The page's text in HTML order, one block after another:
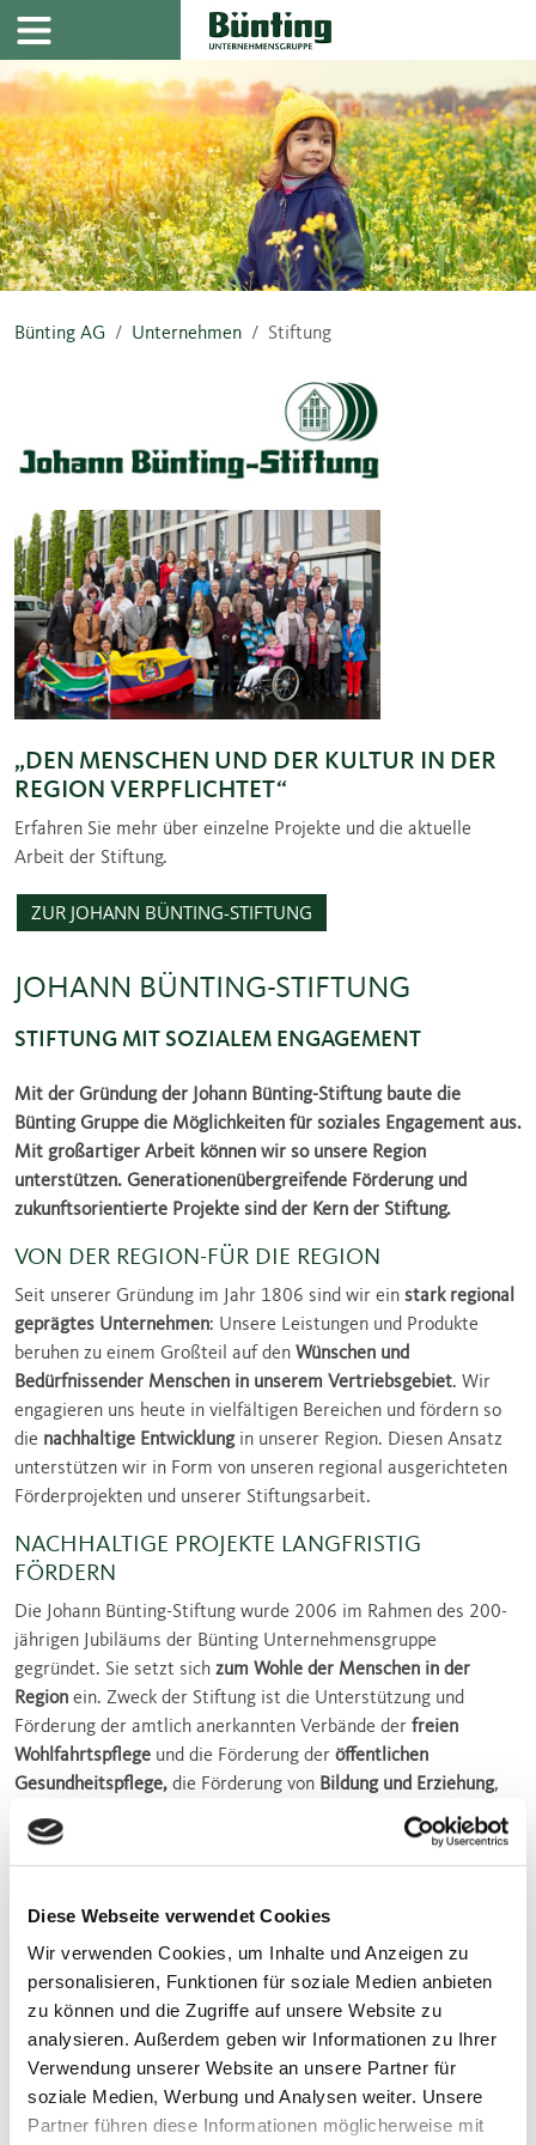
Diese Webseite verwendet Cookies
Wir verwenden Cookies, um Inhalte und Anzeigen zu
personalisieren, Funktionen für soziale Medien anbieten
zu können und die Zugriffe auf unsere Website zu
analysieren. Außerdem geben wir Informationen zu Ihrer
Verwendung unserer Website an unsere Partner für
soziale Medien, Werbung und Analysen weiter. Unsere
Partner führen diese Informationen möglicherweise mit
Navigation
Inhalt
Bünting AG Unternehmen Stiftung
„DEN MENSCHEN UND DER KULTUR IN DER
REGION VERPFLICHTET“
Erfahren Sie mehr über einzelne Projekte und die aktuelle
Arbeit der Stiftung.
ZUR JOHANN BÜNTING-STIFTUNG
JOHANN BÜNTING-STIFTUNG
STIFTUNG MIT SOZIALEM ENGAGEMENT
Mit der Gründung der Johann Bünting-Stiftung baute die
Bünting Gruppe die Möglichkeiten für soziales Engagement aus.
Mit großartiger Arbeit können wir so unsere Region
unterstützen. Generationenübergreifende Förderung und
zukunftsorientierte Projekte sind der Kern der Stiftung.
VON DER REGION-FÜR DIE REGION
Seit unserer Gründung im Jahr 1806 sind wir ein stark regional
geprägtes Unternehmen: Unsere Leistungen und Produkte
beruhen zu einem Großteil auf den Wünschen und
Bedürfnissender Menschen in unserem Vertriebsgebiet. Wir
engagieren uns heute in vielfältigen Bereichen und fördern so
die nachhaltige Entwicklungin unserer Region. Diesen Ansatz
unterstützen wir in Form von unseren regional ausgerichteten
Förderprojekten und unserer Stiftungsarbeit.
NACHHALTIGE PROJEKTE LANGFRISTIG
FÖRDERN
Die Johann Bünting-Stiftung wurde 2006 im Rahmen des 200-
jährigen Jubiläums der Bünting Unternehmensgruppe
gegründet. Sie setzt sich zum Wohle der Menschen in der
Region ein. Zweck der Stiftung ist die Unterstützung und
Förderung der amtlich anerkannten Verbände der freien
Wohlfahrtspflege und die Förderung der öffentlichen
Gesundheitspflege, die Förderung von Bildung und Erziehung,
die Förderung von
sowie die Förderung der
Heimatkunde und Heimatpflege
. Die Stiftung möchte Projekten
zur Seite stehen und auch dort helfen, wo es aus finanzieller
JOHANN BÜNTING-FÖRDERPREIS
Durch die Vergabe des Johann Bünting-Förderpreises fördern
wir zudem immer wiederneue Projekte in der Region. Jedes
Jahr wird der mit je 5.000 Euro dotierte Preis an zwei
Preisträger – Einzelpersonen oder Gruppen – vergeben, die zum
Wohle desgenerationsübergreifenden Miteinanderswirken.
Außerdem wird einSonderpreisin gleicher Höhefür ein